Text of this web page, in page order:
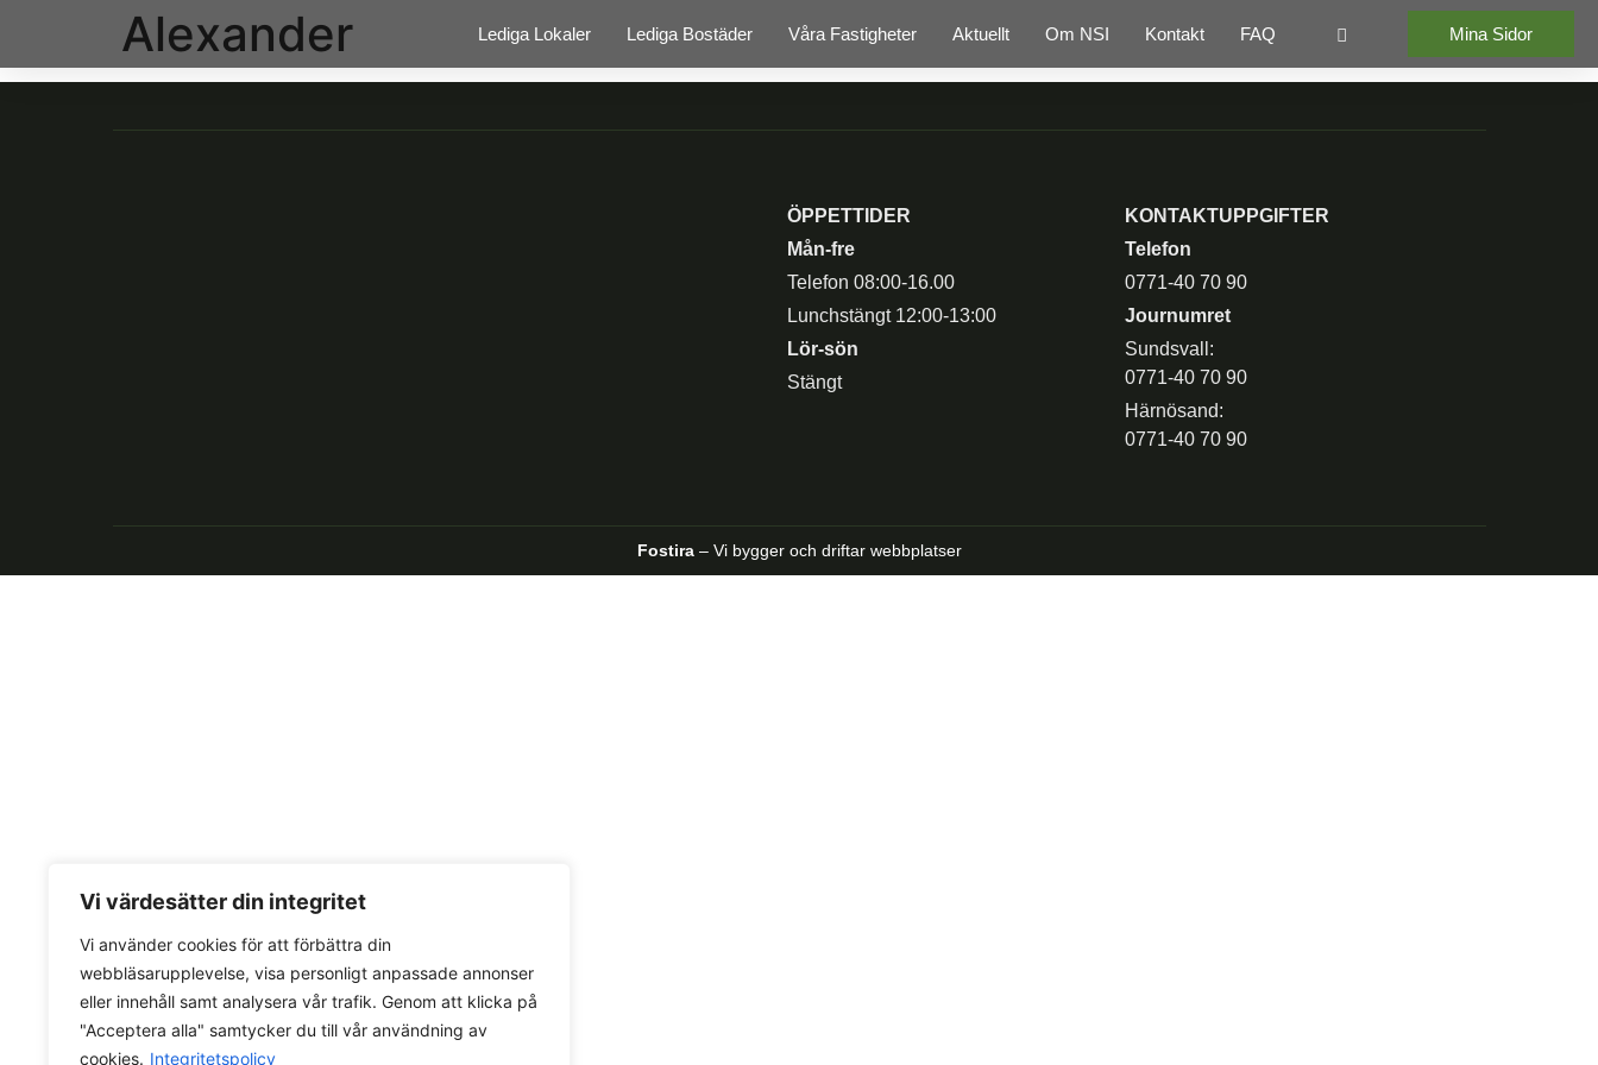
Vi värdesätter din integritet
Vi använder cookies för att förbättra din
webbläsarupplevelse, visa personligt anpassade annonser
eller innehåll samt analysera vår trafik. Genom att klicka på
"Acceptera alla" samtycker du till vår användning av
cookies. Integritetspolicy
Lediga Lokaler Lediga Bostäder Våra Fastigheter Aktuellt Om NSI Kontakt FAQ Mina Sidor
Alexander
ÖPPETTIDER
Mån-fre
Telefon 08:00-16.00
Lunchstängt 12:00-13:00
Lör-sön
Stängt
KONTAKTUPPGIFTER
Telefon
0771-40 70 90
Journumret
Sundsvall:
0771-40 70 90
Härnösand:
0771-40 70 90
Fostira– Vi bygger och driftar webbplatser